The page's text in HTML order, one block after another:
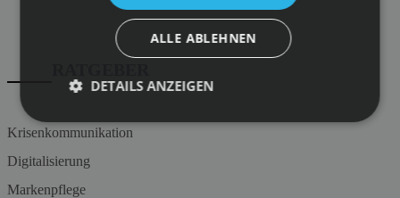
Krisenkommunikation
Digitalisierung
Markenpflege
ALLE ABLEHNEN
DETAILS ANZEIGEN